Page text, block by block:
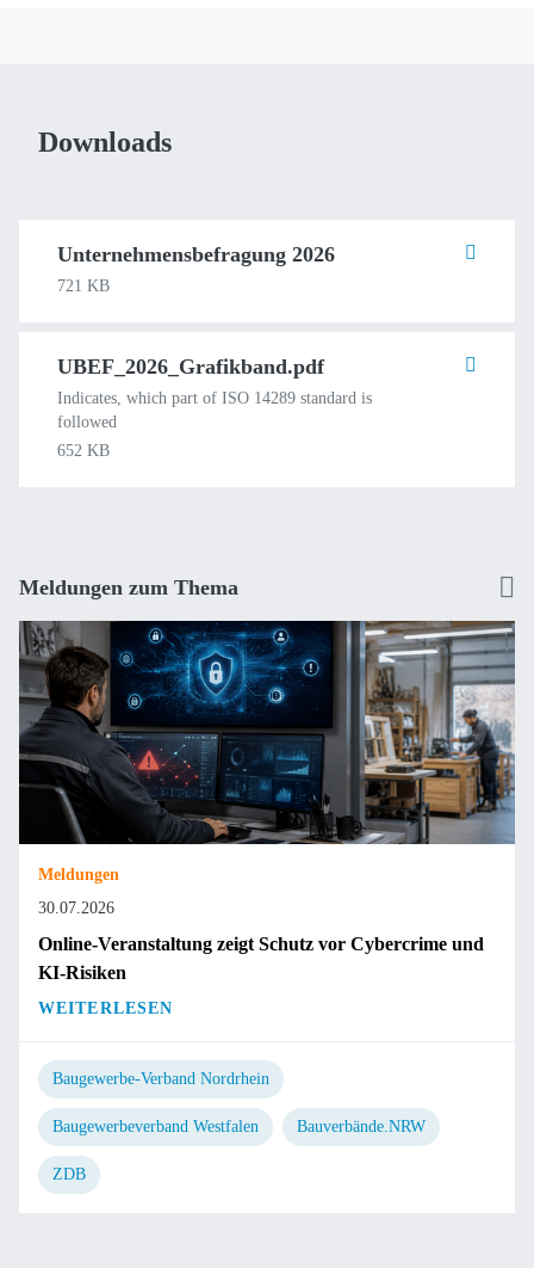
Downloads
Unternehmensbefragung 2026
721 KB
UBEF_2026_Grafikband.pdf
Indicates, which part of ISO 14289 standard is
followed
652 KB
Meldungen zum Thema
Meldungen
30.07.2026
Online-Veranstaltung zeigt Schutz vor Cybercrime und
KI-Risiken
WEITERLESEN
Baugewerbe-Verband Nordrhein
Baugewerbeverband Westfalen Bauverbände.NRW
ZDB